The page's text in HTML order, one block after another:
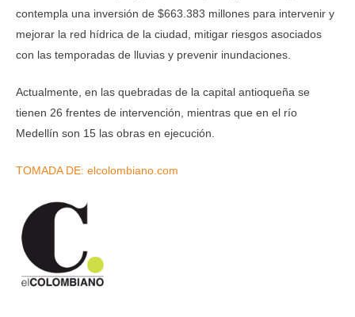
contempla una inversión de $663.383 millones para intervenir y
mejorar la red hídrica de la ciudad, mitigar riesgos asociados
con las temporadas de lluvias y prevenir inundaciones.
Actualmente, en las quebradas de la capital antioqueña se
tienen 26 frentes de intervención, mientras que en el río
Medellín son 15 las obras en ejecución.
TOMADA DE: elcolombiano.com